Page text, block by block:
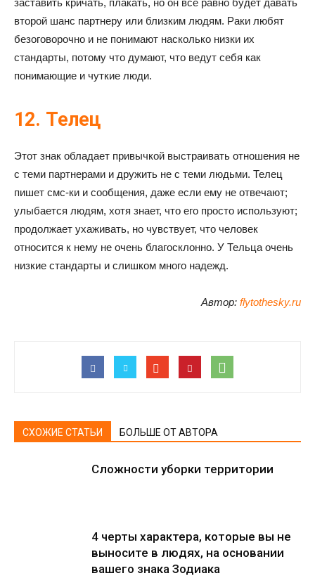
заставить кричать, плакать, но он все равно будет давать
второй шанс партнеру или близким людям. Раки любят
безоговорочно и не понимают насколько низки их
стандарты, потому что думают, что ведут себя как
понимающие и чуткие люди.
12. Телец
Этот знак обладает привычкой выстраивать отношения не
с теми партнерами и дружить не с теми людьми. Телец
пишет смс-ки и сообщения, даже если ему не отвечают;
улыбается людям, хотя знает, что его просто используют;
продолжает ухаживать, но чувствует, что человек
относится к нему не очень благосклонно. У Тельца очень
низкие стандарты и слишком много надежд.
Автор: flytothesky.ru
СХОЖИЕ СТАТЬИ БОЛЬШЕ ОТ АВТОРА
Сложности уборки территории
4 черты характера, которые вы не
выносите в людях, на основании
вашего знака Зодиака